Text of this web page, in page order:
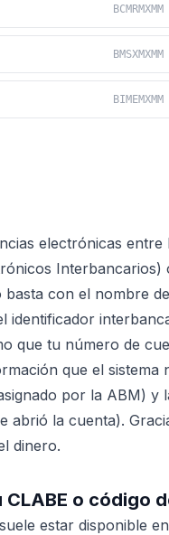
BCMRMXMM
BMSXMXMM
BIMEMXMM
electrónicas
con el nombre
identificador
que tu número de
que el sistema
por la ABM) y
abrió la cuenta).
dinero.
o código
estar disponible